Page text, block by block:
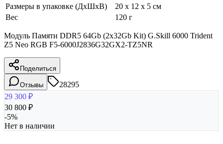
Размеры в упаковке (ДхШхВ)
20 x 12 x 5 см
Вес
120 г
Модуль Памяти DDR5 64Gb (2x32Gb Kit) G.Skill 6000 Trident
Z5 Neo RGB F5-6000J2836G32GX2-TZ5NR
Поделиться
Отзывы
28295
29 300 ₽
30 800 ₽
-5%
Нет в наличии